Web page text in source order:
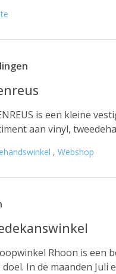
is een kleine
aan vinyl,
, Webshop
Rhoon is een
doel. In de maanden